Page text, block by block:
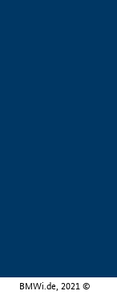
BMWi.de, 2021 ©